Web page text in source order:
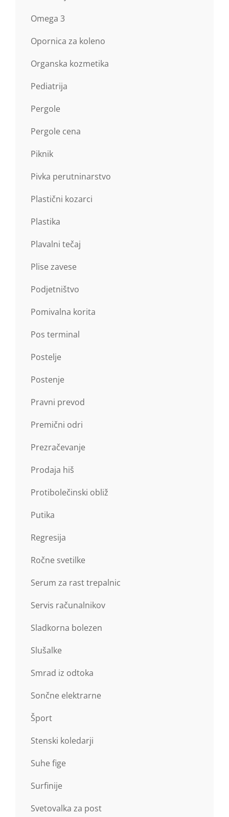
Omega 3
Opornica za koleno
Organska kozmetika
Pediatrija
Pergole
Pergole cena
Piknik
Pivka perutninarstvo
Plastični kozarci
Plastika
Plavalni tečaj
Plise zavese
Podjetništvo
Pomivalna korita
Pos terminal
Postelje
Postenje
Pravni prevod
Premični odri
Prezračevanje
Prodaja hiš
Protibolečinski obliž
Putika
Regresija
Ročne svetilke
Serum za rast trepalnic
Servis računalnikov
Sladkorna bolezen
Slušalke
Smrad iz odtoka
Sončne elektrarne
Šport
Stenski koledarji
Suhe fige
Surfinije
Svetovalka za post